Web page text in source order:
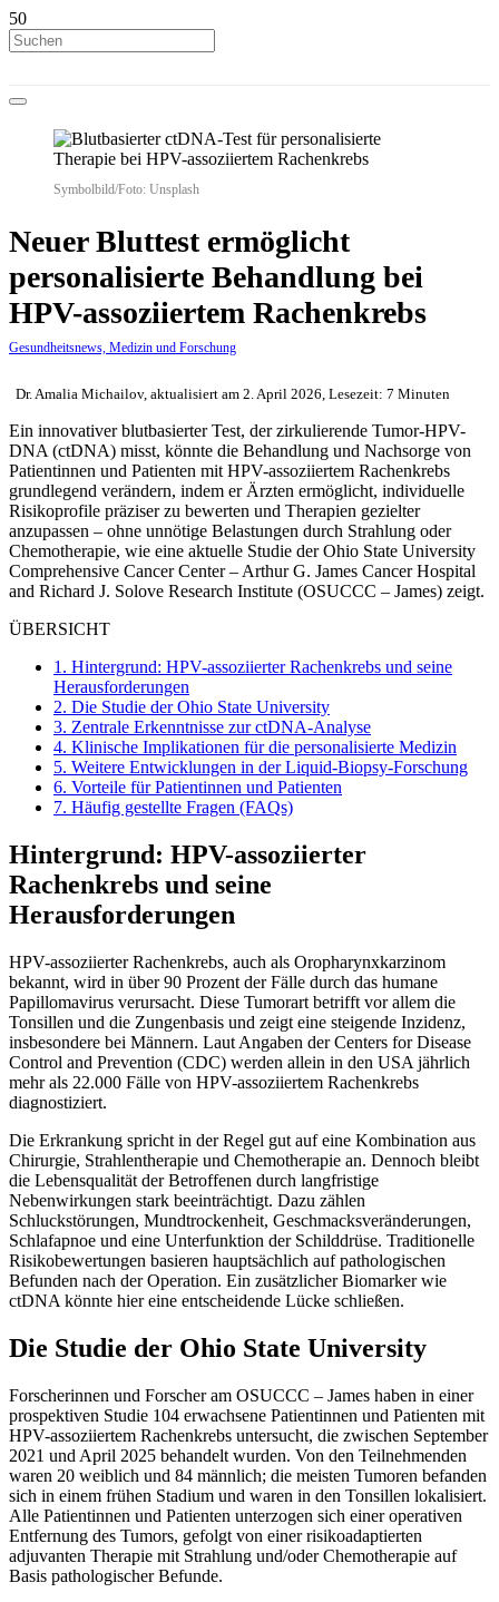
Symbolbild/Foto: Unsplash
Neuer Bluttest ermöglicht
personalisierte Behandlung bei
HPV-assoziiertem Rachenkrebs
Gesundheitsnews, Medizin und Forschung
Dr. Amalia Michailov, aktualisiert am 2. April 2026, Lesezeit: 7 Minuten
Ein innovativer blutbasierter Test, der zirkulierende Tumor-HPV-
DNA (ctDNA) misst, könnte die Behandlung und Nachsorge von
Patientinnen und Patienten mit HPV-assoziiertem Rachenkrebs
grundlegend verändern, indem er Ärzten ermöglicht, individuelle
Risikoprofile präziser zu bewerten und Therapien gezielter
anzupassen – ohne unnötige Belastungen durch Strahlung oder
Chemotherapie, wie eine aktuelle Studie der Ohio State University
Comprehensive Cancer Center – Arthur G. James Cancer Hospital
and Richard J. Solove Research Institute (OSUCCC – James) zeigt.
ÜBERSICHT
1. Hintergrund: HPV-assoziierter Rachenkrebs und seine
Herausforderungen
2. Die Studie der Ohio State University
3. Zentrale Erkenntnisse zur ctDNA-Analyse
4. Klinische Implikationen für die personalisierte Medizin
5. Weitere Entwicklungen in der Liquid-Biopsy-Forschung
6. Vorteile für Patientinnen und Patienten
7. Häufig gestellte Fragen (FAQs)
Hintergrund: HPV-assoziierter
Rachenkrebs und seine
Herausforderungen
HPV-assoziierter Rachenkrebs, auch als Oropharynxkarzinom
bekannt, wird in über 90 Prozent der Fälle durch das humane
Papillomavirus verursacht. Diese Tumorart betrifft vor allem die
Tonsillen und die Zungenbasis und zeigt eine steigende Inzidenz,
insbesondere bei Männern. Laut Angaben der Centers for Disease
Control and Prevention (CDC) werden allein in den USA jährlich
mehr als 22.000 Fälle von HPV-assoziiertem Rachenkrebs
diagnostiziert.
Die Erkrankung spricht in der Regel gut auf eine Kombination aus
Chirurgie, Strahlentherapie und Chemotherapie an. Dennoch bleibt
die Lebensqualität der Betroffenen durch langfristige
Nebenwirkungen stark beeinträchtigt. Dazu zählen
Schluckstörungen, Mundtrockenheit, Geschmacksveränderungen,
Schlafapnoe und eine Unterfunktion der Schilddrüse. Traditionelle
Risikobewertungen basieren hauptsächlich auf pathologischen
Befunden nach der Operation. Ein zusätzlicher Biomarker wie
ctDNA könnte hier eine entscheidende Lücke schließen.
Die Studie der Ohio State University
Forscherinnen und Forscher am OSUCCC – James haben in einer
prospektiven Studie 104 erwachsene Patientinnen und Patienten mit
HPV-assoziiertem Rachenkrebs untersucht, die zwischen September
2021 und April 2025 behandelt wurden. Von den Teilnehmenden
waren 20 weiblich und 84 männlich; die meisten Tumoren befanden
sich in einem frühen Stadium und waren in den Tonsillen lokalisiert.
Alle Patientinnen und Patienten unterzogen sich einer operativen
Entfernung des Tumors, gefolgt von einer risikoadaptierten
adjuvanten Therapie mit Strahlung und/oder Chemotherapie auf
Basis pathologischer Befunde.